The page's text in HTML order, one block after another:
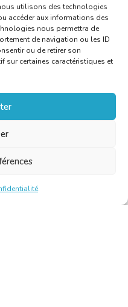
utilisons des technologies
accéder aux informations des
nous permettra de
de navigation ou les ID
ou de retirer son
sur certaines caractéristiques et